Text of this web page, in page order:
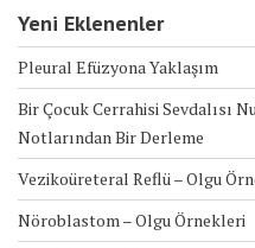
Yeni Eklenenler
Pleural Efüzyona Yaklaşım
Bir Çocuk Cerrahisi Sevdalısı
Notlarından Bir Derleme
Vezikoüreteral Reflü – Olgu
Nöroblastom – Olgu Örnekleri